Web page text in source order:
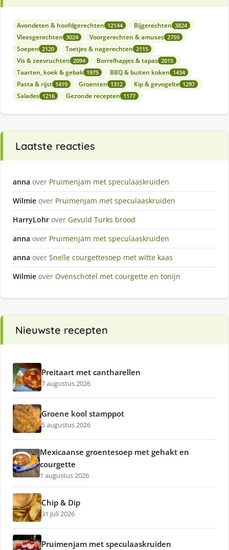
Avondeten & hoofdgerechten 12144 Bijgerechten 3824
Vleesgerechten 3024 Voorgerechten & amuses 2759
Soepen 2120 Toetjes & nagerechten 2115
Vis & zeevruchten 2094 Borrelhapjes & tapas 2015
Taarten, koek & gebak 1975 BBQ & buiten koken 1434
Pasta & rijst 1419 Groenten 1312 Kip & gevogelte 1297
Salades 1216 Gezonde recepten 1177
Laatste reacties
anna over Pruimenjam met speculaaskruiden
Wilmie over Pruimenjam met speculaaskruiden
HarryLohr over Gevuld Turks brood
anna over Pruimenjam met speculaaskruiden
anna over Snelle courgettesoep met witte kaas
Wilmie over Ovenschotel met courgette en tonijn
Nieuwste recepten
Preitaart met cantharellen
7 augustus 2026
Groene kool stamppot
5 augustus 2026
Mexicaanse groentesoep met gehakt en
courgette
1 augustus 2026
Chip & Dip
31 juli 2026
Pruimenjam met speculaaskruiden